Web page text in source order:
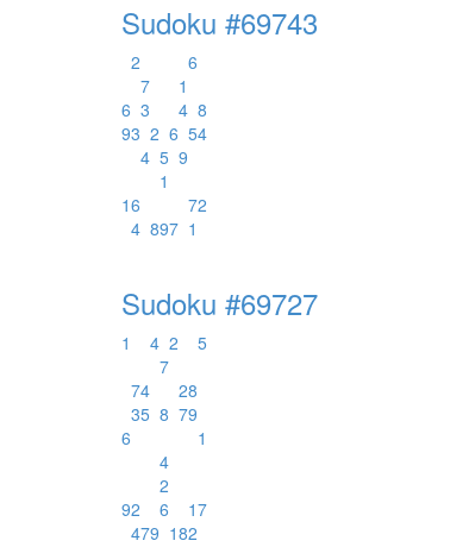
Sudoku #69743
2
6
7
1
6 3 4 8
93 2 6 54
4 5 9
1
16 72
4 897 1
Sudoku #69727
1 4 2
5
7
74 28
35 8 79
6
1
4
2
92 6 17
479 182